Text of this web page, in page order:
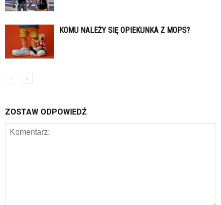
KOMU NALEŻY SIĘ OPIEKUNKA Z MOPS?
ZOSTAW ODPOWIEDŹ